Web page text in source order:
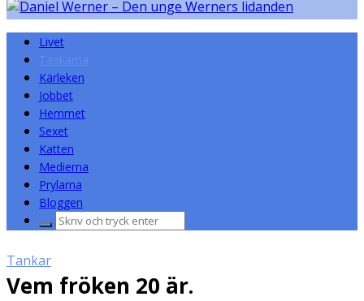
Livet
Kärleken
Jobbet
Hemmet
Sexet
Katten
Medierna
Prylarna
Bloggen
Sök
Tankar
Vem fröken 20 är.